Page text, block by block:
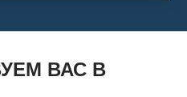
ВАС В